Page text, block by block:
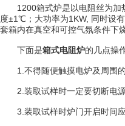
1200箱式炉是以电阻丝为加热
度±1℃；大功率为1KW, 同时设
套箱内在真空和可控气氛条件下
下面是箱式电阻炉的几点操
1.不得随便触摸电炉及周围的
2.装取试样时一定要切断电源
3.装取试样时炉门开启时间应